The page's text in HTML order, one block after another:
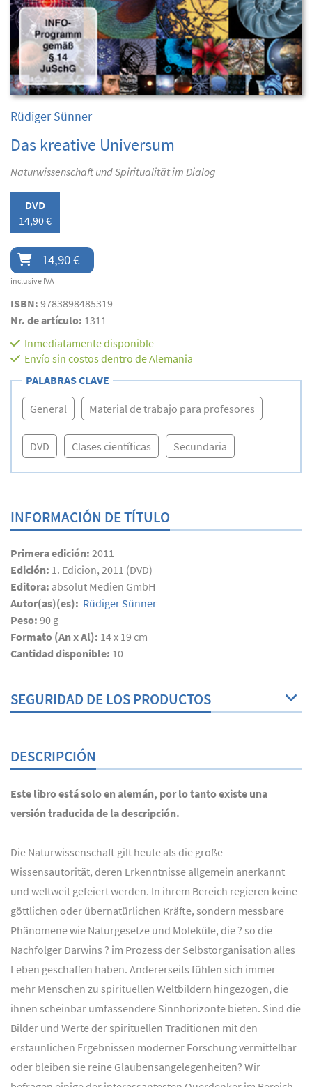
Rüdiger Sünner
Das kreative Universum
Naturwissenschaft und Spiritualität im Dialog
DVD
14,90 €
14,90 €
inclusive IVA
ISBN: 9783898485319
Nr. de artículo: 1311
Inmediatamente disponible
Envío sin costos dentro de Alemania
PALABRAS CLAVE
General Material de trabajo para profesores
DVD Clases científicas Secundaria
INFORMACIÓN DE TÍTULO
Primera edición: 2011
Edición: 1. Edicion, 2011 (DVD)
Editora: absolut Medien GmbH
Autor(as)(es): Rüdiger Sünner
Peso: 90 g
Formato (An x Al): 14 x 19 cm
Cantidad disponible: 10
SEGURIDAD DE LOS PRODUCTOS
DESCRIPCIÓN
Este libro está solo en alemán, por lo tanto existe una
versión traducida de la descripción.
Die Naturwissenschaft gilt heute als die große
Wissensautorität, deren Erkenntnisse allgemein anerkannt
und weltweit gefeiert werden. In ihrem Bereich regieren keine
göttlichen oder übernatürlichen Kräfte, sondern messbare
Phänomene wie Naturgesetze und Moleküle, die ? so die
Nachfolger Darwins ? im Prozess der Selbstorganisation alles
Leben geschaffen haben. Andererseits fühlen sich immer
mehr Menschen zu spirituellen Weltbildern hingezogen, die
ihnen scheinbar umfassendere Sinnhorizonte bieten. Sind die
Bilder und Werte der spirituellen Traditionen mit den
erstaunlichen Ergebnissen moderner Forschung vermittelbar
oder bleiben sie reine Glaubensangelegenheiten? Wir